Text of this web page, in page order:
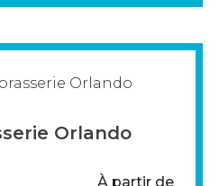
Orlando
À partir de